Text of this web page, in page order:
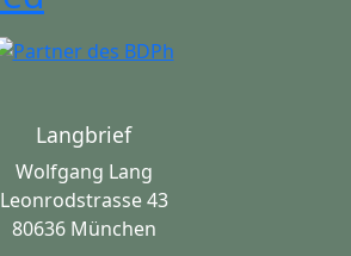
Langbrief
Wolfgang Lang
Leonrodstrasse 43
80636 München